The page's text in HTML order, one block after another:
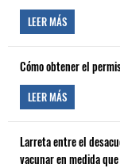
LEER MÁS
Cómo obtener el
LEER MÁS
Larreta entre el
vacunar en medida